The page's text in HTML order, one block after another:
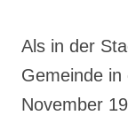
Als in der
Gemeinde
November